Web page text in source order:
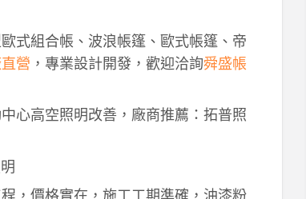
式組合帳、波浪帳篷、歐式帳篷、帝
營 ，專業設計開發，歡迎洽詢舜盛帳
心高空照明改善，廠商推薦：拓普照
，價格實在，施工工期準確，油漆粉